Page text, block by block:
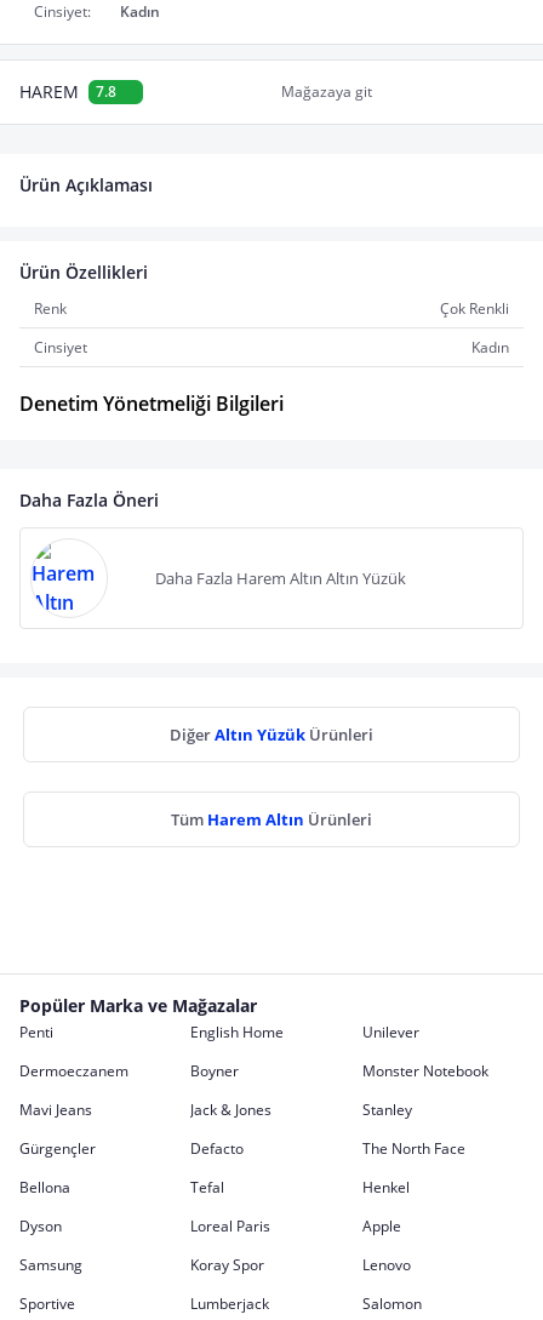
Cinsiyet:
Kadın
HAREM 7.8 Mağazaya git
Ürün Açıklaması
Ürün Özellikleri
Renk
Çok Renkli
Cinsiyet
Kadın
Denetim Yönetmeliği Bilgileri
Daha Fazla Öneri
Daha Fazla Harem Altın Altın Yüzük
DiğerAltın Yüzük Ürünleri
Tüm Harem Altın Ürünleri
Popüler Marka ve Mağazalar
Penti English Home
Unilever
Dermoeczanem
Boyner
Monster Notebook
Mavi Jeans
Jack & Jones
Stanley
Gürgençler
Defacto
The North Face
Bellona
Tefal
Henkel
Dyson
Loreal Paris
Apple
Samsung
Koray Spor
Lenovo
Sportive
Lumberjack Salomon